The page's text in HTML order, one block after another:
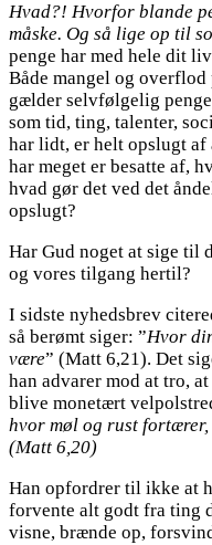
Hvad?! Hvorfor blande
måske. Og så lige op til
penge har med hele dit
Både mangel og
gælder selvfølgelig
som tid, ting, talenter,
har lidt, er helt opslugt
har meget er besatte af,
hvad gør det ved det
opslugt?
Har Gud noget at sige til
og vores tilgang hertil?
I sidste nyhedsbrev
så berømt siger: ”Hvor
være” (Matt 6,21). Det
han advarer mod at tro,
blive monetært
hvor møl og rust
(Matt 6,20)
Han opfordrer til ikke at
forvente alt godt fra ting
visne, brænde op,